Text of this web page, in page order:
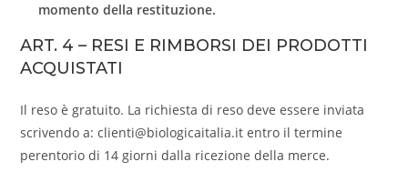
momento della restituzione.
ART. 4 – RESI E RIMBORSI DEI PRODOTTI
ACQUISTATI
Il reso è gratuito. La richiesta di reso deve essere inviata
scrivendo a: clienti@biologicaitalia.it entro il termine
perentorio di 14 giorni dalla ricezione della merce.